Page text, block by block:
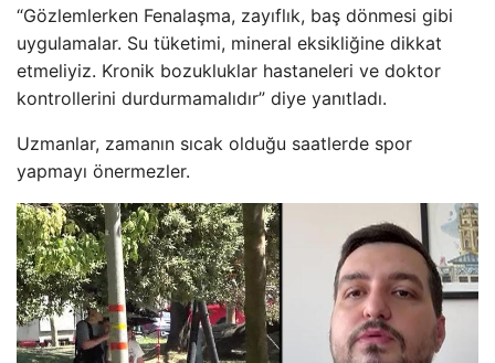
“Gözlemlerken Fenalaşma, zayıflık, baş dönmesi gibi
uygulamalar. Su tüketimi, mineral eksikliğine dikkat
etmeliyiz. Kronik bozukluklar hastaneleri ve doktor
kontrollerini durdurmamalıdır” diye yanıtladı.
Uzmanlar, zamanın sıcak olduğu saatlerde spor
yapmayı önermezler.